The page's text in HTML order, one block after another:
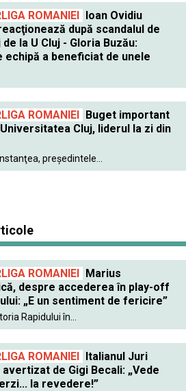
ROMANIEI Ioan Ovidiu
după scandalul de
la U Cluj - Gloria Buzău:
echipă a beneficiat de unele
ROMANIEI Buget important
Cluj, liderul la zi din
preşedintele...
ROMANIEI Marius
despre accederea în play-off
„E un sentiment de fericire”
Rapidului în...
ROMANIEI Italianul Juri
de Gigi Becali: „Vede
la revedere!”